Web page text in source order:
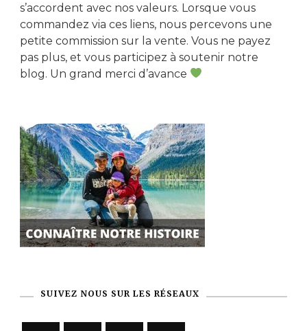
s’accordent avec nos valeurs. Lorsque vous
commandez via ces liens, nous percevons une
petite commission sur la vente. Vous ne payez
pas plus, et vous participez à soutenir notre
blog. Un grand merci d’avance
SUIVEZ NOUS SUR LES RÉSEAUX